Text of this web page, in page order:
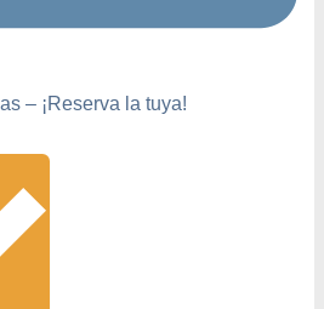
– ¡Reserva la tuya!